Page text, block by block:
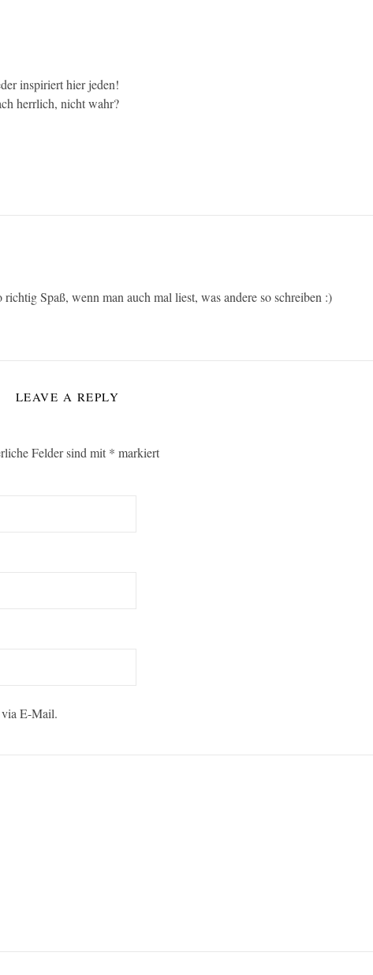
inspiriert hier jeden!
herrlich, nicht wahr?
Spaß, wenn man auch mal liest, was andere so schreiben :)
LEAVE A REPLY
Felder sind mit * markiert
via E-Mail.